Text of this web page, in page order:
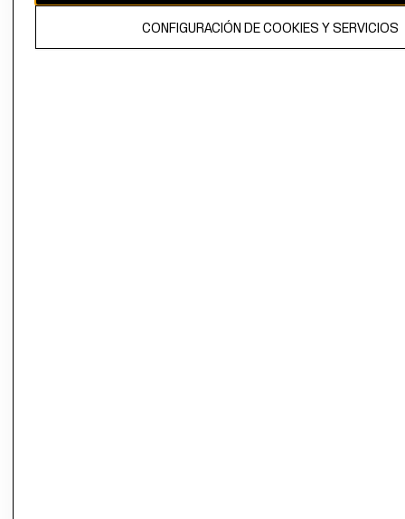
Chile ($)
CONFIGURACIÓN DE COOKIES Y SERVICIOS